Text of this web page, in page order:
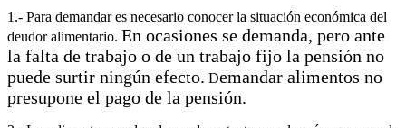
1.- Para demandar es necesario conocer la situación económica del
deudor alimentario. En ocasiones se demanda, pero ante
la falta de trabajo o de un trabajo fijo la pensión no
puede surtir ningún efecto. Demandar alimentos no
presupone el pago de la pensión.